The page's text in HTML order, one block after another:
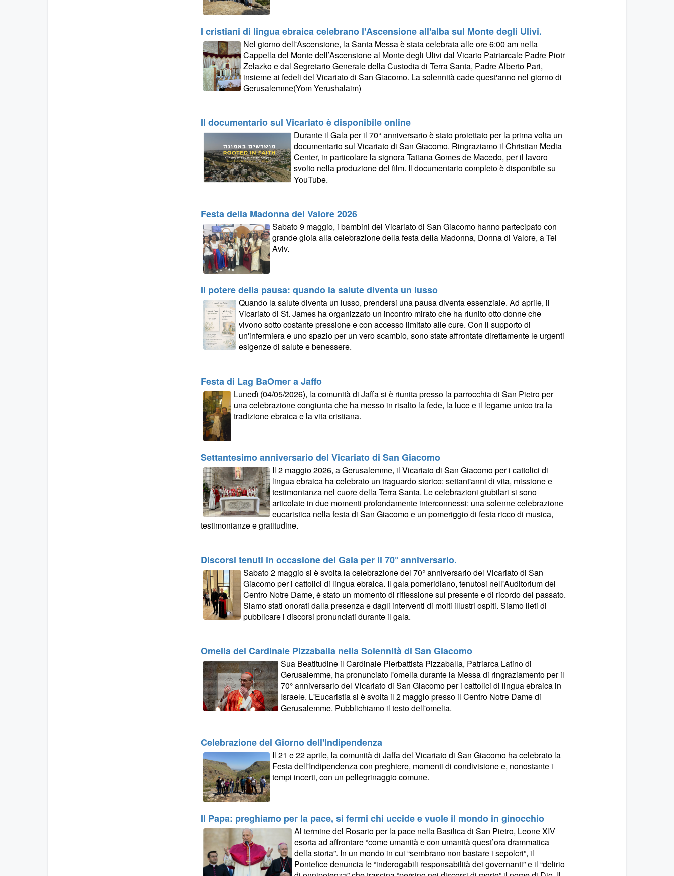
I cristiani di lingua ebraica celebrano l'Ascensione all'alba sul Monte degli Ulivi.
Nel giorno dell'Ascensione, la Santa Messa è stata celebrata alle ore 6:00 am nella
Cappella del Monte dell’Ascensione al Monte degli Ulivi dal Vicario Patriarcale Padre Piotr
Zelazko e dal Segretario Generale della Custodia di Terra Santa, Padre Alberto Pari,
insieme ai fedeli del Vicariato di San Giacomo. La solennità cade quest'anno nel giorno di
Gerusalemme(Yom Yerushalaim)
Il documentario sul Vicariato è disponibile online
Durante il Gala per il 70° anniversario è stato proiettato per la prima volta un
documentario sul Vicariato di San Giacomo. Ringraziamo il Christian Media
Center, in particolare la signora Tatiana Gomes de Macedo, per il lavoro
svolto nella produzione del film. Il documentario completo è disponibile su
YouTube.
Festa della Madonna del Valore 2026
Sabato 9 maggio, i bambini del Vicariato di San Giacomo hanno partecipato con
grande gioia alla celebrazione della festa della Madonna, Donna di Valore, a Tel
Aviv.
Il potere della pausa: quando la salute diventa un lusso
Quando la salute diventa un lusso, prendersi una pausa diventa essenziale. Ad aprile, il
Vicariato di St. James ha organizzato un incontro mirato che ha riunito otto donne che
vivono sotto costante pressione e con accesso limitato alle cure. Con il supporto di
un'infermiera e uno spazio per un vero scambio, sono state affrontate direttamente le urgenti
esigenze di salute e benessere.
Festa di Lag BaOmer a Jaffo
Lunedì (04/05/2026), la comunità di Jaffa si è riunita presso la parrocchia di San Pietro per
una celebrazione congiunta che ha messo in risalto la fede, la luce e il legame unico tra la
tradizione ebraica e la vita cristiana.
Settantesimo anniversario del Vicariato di San Giacomo
Il 2 maggio 2026, a Gerusalemme, il Vicariato di San Giacomo per i cattolici di
lingua ebraica ha celebrato un traguardo storico: settant'anni di vita, missione e
testimonianza nel cuore della Terra Santa. Le celebrazioni giubilari si sono
articolate in due momenti profondamente interconnessi: una solenne celebrazione
eucaristica nella festa di San Giacomo e un pomeriggio di festa ricco di musica,
testimonianze e gratitudine.
Discorsi tenuti in occasione del Gala per il 70° anniversario.
Sabato 2 maggio si è svolta la celebrazione del 70° anniversario del Vicariato di San
Giacomo per i cattolici di lingua ebraica. Il gala pomeridiano, tenutosi nell'Auditorium del
Centro Notre Dame, è stato un momento di riflessione sul presente e di ricordo del passato.
Siamo stati onorati dalla presenza e dagli interventi di molti illustri ospiti. Siamo lieti di
pubblicare i discorsi pronunciati durante il gala.
Omelia del Cardinale Pizzaballa nella Solennità di San Giacomo
Sua Beatitudine il Cardinale Pierbattista Pizzaballa, Patriarca Latino di
Gerusalemme, ha pronunciato l'omelia durante la Messa di ringraziamento per il
70° anniversario del Vicariato di San Giacomo per i cattolici di lingua ebraica in
Israele. L'Eucaristia si è svolta il 2 maggio presso il Centro Notre Dame di
Gerusalemme. Pubblichiamo il testo dell'omelia.
Celebrazione del Giorno dell'Indipendenza
Il 21 e 22 aprile, la comunità di Jaffa del Vicariato di San Giacomo ha celebrato la
Festa dell'Indipendenza con preghiere, momenti di condivisione e, nonostante i
tempi incerti, con un pellegrinaggio comune.
Il Papa: preghiamo per la pace, si fermi chi uccide e vuole il mondo in ginocchio
Al termine del Rosario per la pace nella Basilica di San Pietro, Leone XIV
esorta ad affrontare “come umanità e con umanità quest’ora drammatica
della storia”. In un mondo in cui “sembrano non bastare i sepolcri”, il
Pontefice denuncia le “inderogabili responsabilità dei governanti” e il “delirio